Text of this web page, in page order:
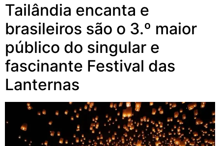
Tailândia encanta e
brasileiros são o 3.º maior
público do singular e
fascinante Festival das
Lanternas